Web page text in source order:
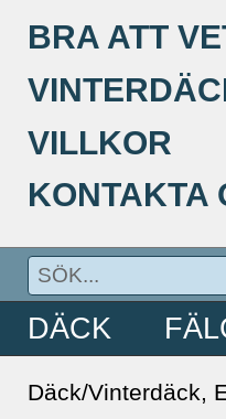
BRA ATT
VILLKOR
KONTAKTA
DÄCK
Däck/Vinterdäck,